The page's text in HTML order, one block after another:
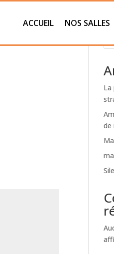
ACCUEIL NOS SALLES
La
de